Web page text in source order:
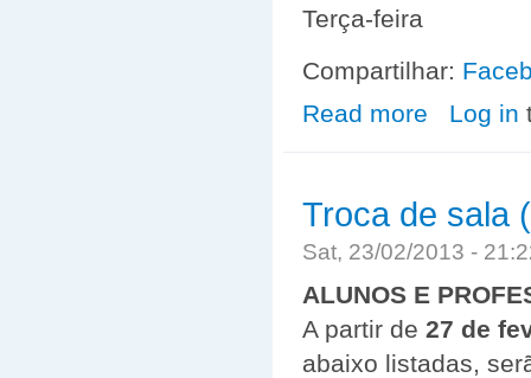
Terça-feira
Compartilhar:
Read more about Troca
Log in
Troca de sala
Sat, 23/02/2013 -
ALUNOS E
A partir de 27 de
abaixo listadas,